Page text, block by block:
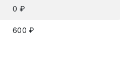
0 ₽
600 ₽